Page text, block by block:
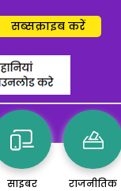
सब्सक्राइब करें
साइबर राजनीतिक